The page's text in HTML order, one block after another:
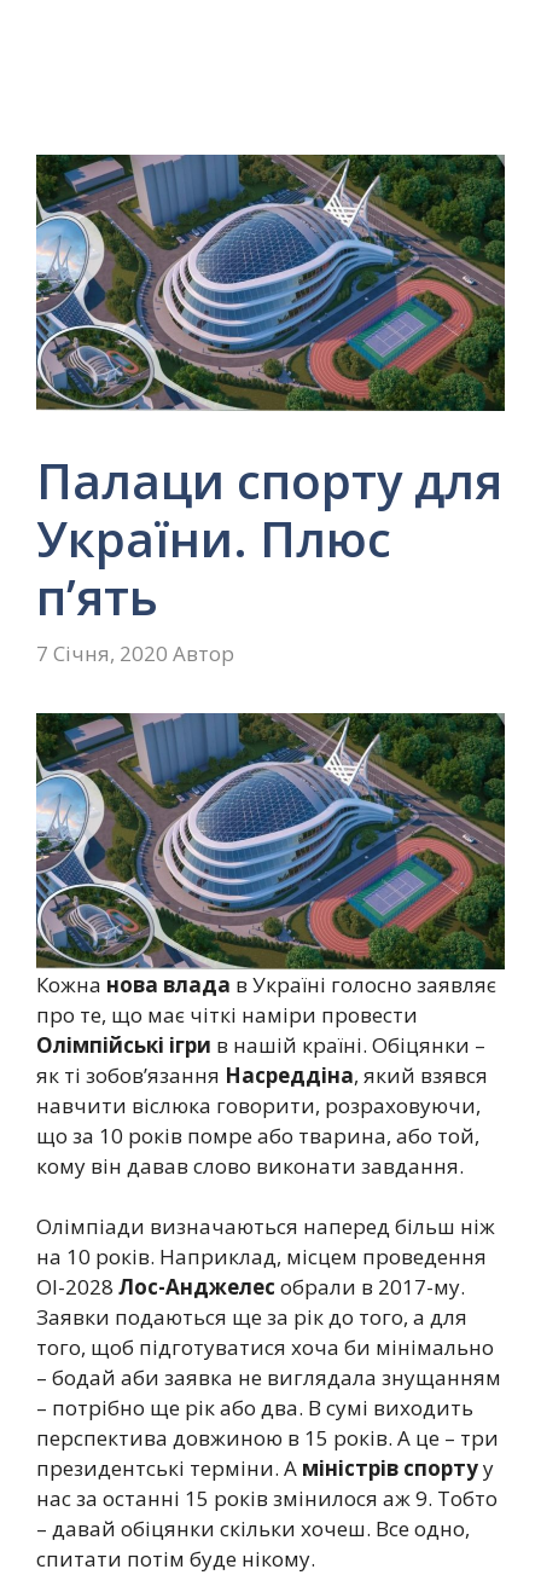
Палаци спорту для
України. Плюс
п’ять
7 Січня, 2020 Автор
Кожна нова влада в Україні голосно заявляє
про те, що має чіткі наміри провести
Олімпійські ігри в нашій країні. Обіцянки –
як ті зобов’язання Насреддіна, який взявся
навчити віслюка говорити, розраховуючи,
що за 10 років помре або тварина, або той,
кому він давав слово виконати завдання.
Олімпіади визначаються наперед більш ніж
на 10 років. Наприклад, місцем проведення
ОІ-2028 Лос-Анджелес обрали в 2017-му.
Заявки подаються ще за рік до того, а для
того, щоб підготуватися хоча би мінімально
– бодай аби заявка не виглядала знущанням
– потрібно ще рік або два. В сумі виходить
перспектива довжиною в 15 років. А це – три
президентські терміни. А міністрів спортуу
нас за останні 15 років змінилося аж 9. Тобто
– давай обіцянки скільки хочеш. Все одно,
спитати потім буде нікому.